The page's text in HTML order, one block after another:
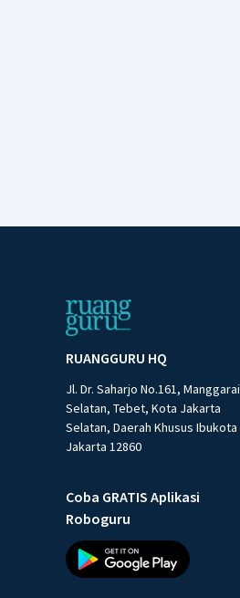
RUANGGURU HQ
Jl. Dr. Saharjo No.161, Manggarai
Selatan, Tebet, Kota Jakarta
Selatan, Daerah Khusus Ibukota
Jakarta 12860
Coba GRATIS Aplikasi
Roboguru